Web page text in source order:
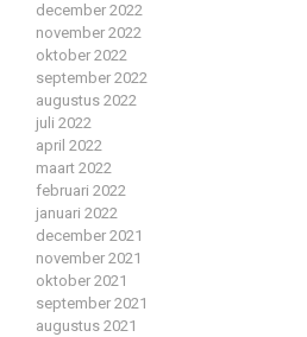
december 2022
november 2022
oktober 2022
september 2022
augustus 2022
juli 2022
april 2022
maart 2022
februari 2022
januari 2022
december 2021
november 2021
oktober 2021
september 2021
augustus 2021